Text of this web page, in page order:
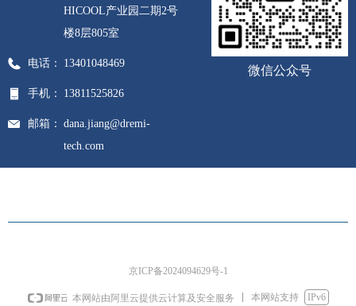
HICOOL产业园二期2号
楼8层805室
电话： 13401048469
手机： 13811525826
邮箱： dana.jiang@dremi-
tech.com
微信公众号
京ICP备2024094629号-1
本网站由阿里云提供云计算及安全服务 本网站支持 IPv6